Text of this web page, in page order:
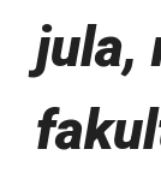
jula,